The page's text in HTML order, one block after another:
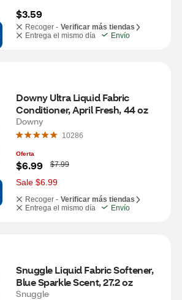
$3.59
Recoger - Verificar más tiendas
Entrega el mismo día
Envío
Downy Ultra Liquid Fabric
Conditioner, April Fresh, 44 oz
Downy
10286
Oferta
$6.99
W
a
s
$7.99
Sale $6.99
Recoger - Verificar más tiendas
Entrega el mismo día
Envío
Snuggle Liquid Fabric Softener,
Blue Sparkle Scent, 27.2 oz
Snuggle